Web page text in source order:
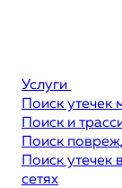
Услуги
Поиск
Поиск и
Поиск
Поиск
сетях